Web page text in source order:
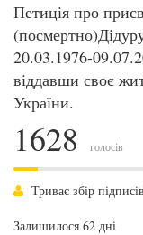
Петиція про
20.03.1976-
віддавши своє
України.
1628 голосів
Триває збір підписів
Залишилося 62 дні